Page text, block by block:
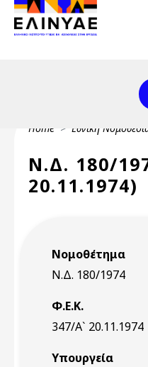
Skip to main content
Header Top 2
Header Top
Breadcrumb
Home Εθνική
Ν.Δ. 180/
20.11.1974)
Νομοθέτημα
Ν.Δ. 180/1974
Φ.Ε.Κ.
347/Α` 20.11.1974
Υπουργεία